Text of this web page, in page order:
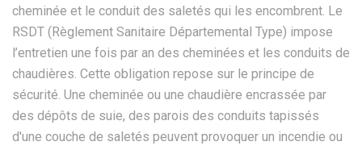
cheminée et le conduit des saletés qui les encombrent. Le
RSDT (Règlement Sanitaire Départemental Type) impose
l’entretien une fois par an des cheminées et les conduits de
chaudières. Cette obligation repose sur le principe de
sécurité. Une cheminée ou une chaudière encrassée par
des dépôts de suie, des parois des conduits tapissés
d'une couche de saletés peuvent provoquer un incendie ou